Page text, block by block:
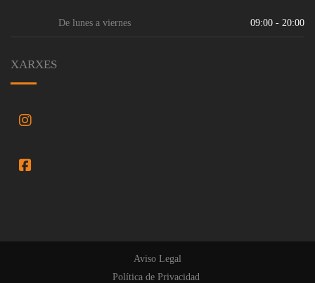
De lunes a viernes 09:00 - 20:00
XARXES
Aviso Legal
Política de Privacidad